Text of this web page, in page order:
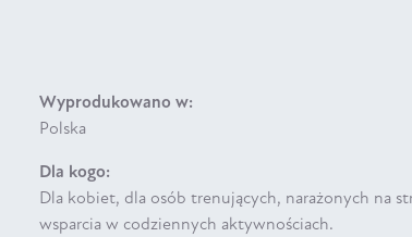
Wyprodukowano w:
Polska
Dla kogo:
Dla kobiet, dla osób trenujących, narażonych na
wsparcia w codziennych aktywnościach.